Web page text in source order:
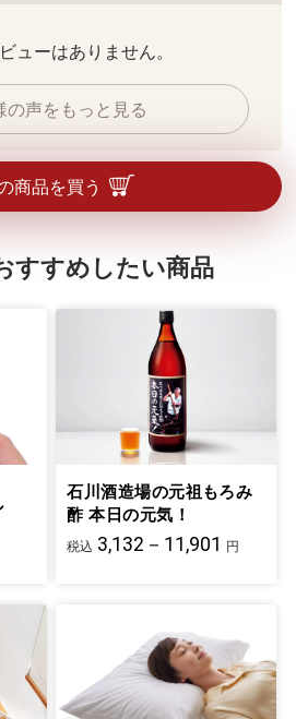
ューはありません。
の声をもっと見る
商品を買う
すすめしたい商品
石川酒造場の元祖もろみ
酢 本日の元気！
税込 3,132－11,901 円